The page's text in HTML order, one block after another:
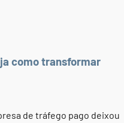
como transformar
de tráfego pago deixou